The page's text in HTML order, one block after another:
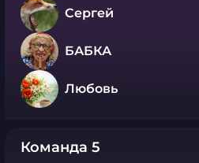
Сергей
БАБКА
Любовь
Команда 5